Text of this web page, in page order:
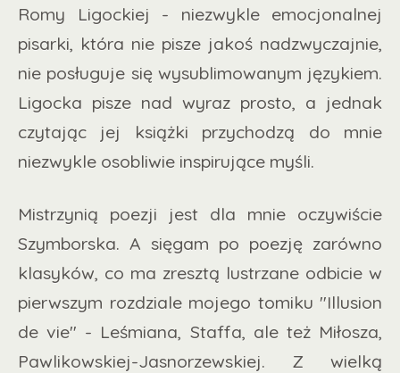
Romy Ligockiej - niezwykle emocjonalnej
pisarki, która nie pisze jakoś nadzwyczajnie,
nie posługuje się wysublimowanym językiem.
Ligocka pisze nad wyraz prosto, a jednak
czytając jej książki przychodzą do mnie
niezwykle osobliwie inspirujące myśli.
Mistrzynią poezji jest dla mnie oczywiście
Szymborska. A sięgam po poezję zarówno
klasyków, co ma zresztą lustrzane odbicie w
pierwszym rozdziale mojego tomiku "Illusion
de vie" - Leśmiana, Staffa, ale też Miłosza,
Pawlikowskiej-Jasnorzewskiej. Z wielką